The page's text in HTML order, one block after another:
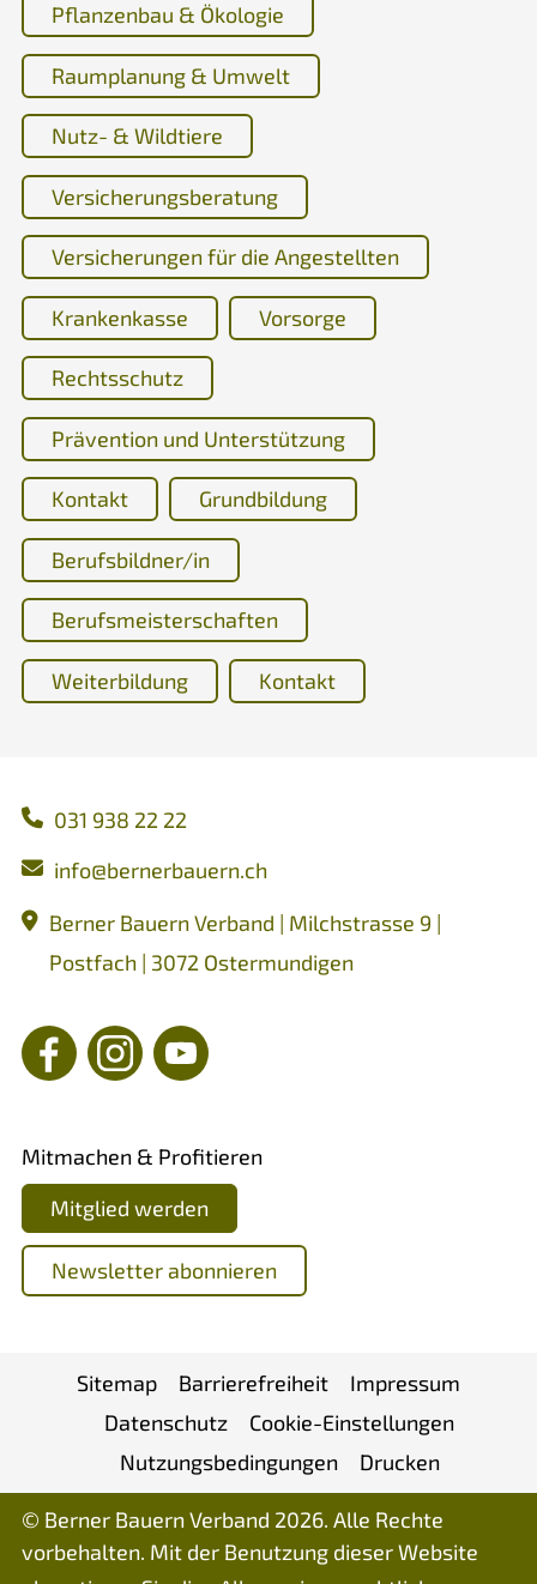
Pflanzenbau & Ökologie
Raumplanung & Umwelt
Nutz- & Wildtiere
Versicherungsberatung
Versicherungen für die Angestellten
Krankenkasse Vorsorge
Rechtsschutz
Prävention und Unterstützung
Kontakt Grundbildung
Berufsbildner/in
Berufsmeisterschaften
Weiterbildung Kontakt
031 938 22 22
nf
b rn rb rn ch
Berner Bauern Verband | Milchstrasse 9 |
Postfach | 3072 Ostermundigen
Mitmachen & Profitieren
Mitglied werden
Newsletter abonnieren
Sitemap Barrierefreiheit
Impressum
Datenschutz
Cookie-Einstellungen
Nutzungsbedingungen
Drucken
© Berner Bauern Verband 2026. Alle Rechte
vorbehalten. Mit der Benutzung dieser Website